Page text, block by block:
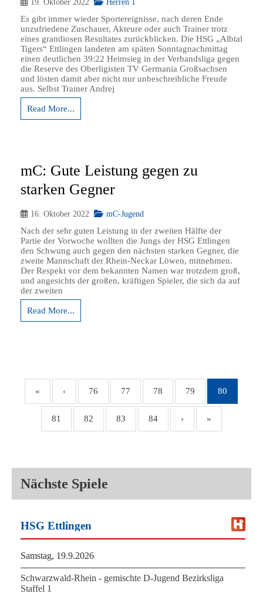
Es gibt immer wieder Sportereignisse, nach deren Ende
unzufriedene Zuschauer, Akteure oder auch Trainer trotz
eines grandiosen Resultates zurückblicken. Die HSG „Albtal
Tigers“ Ettlingen landeten am späten Sonntagnachmittag
einen deutlichen 39:22 Heimsieg in der Verbandsliga gegen
die Reserve des Oberligisten TV Germania Großsachsen
und lösten damit aber nicht nur unbeschreibliche Freude
aus. Selbst Trainer Andrej
Read More...
mC: Gute Leistung gegen zu
starken Gegner
16. Oktober 2022
mC-Jugend
Nach der sehr guten Leistung in der zweiten Hälfte der
Partie der Vorwoche wollten die Jungs der HSG Ettlingen
den Schwung auch gegen den nächsten starken Gegner, die
zweite Mannschaft der Rhein-Neckar Löwen, mitnehmen.
Der Respekt vor dem bekannten Namen war trotzdem groß,
und angesichts der großen, kräftigen Spieler, die sich da auf
der zweiten
Read More...
« ‹ 76 77 78 79 80
81 82 83 84 › »
Nächste Spiele
HSG Ettlingen
Samstag, 19.9.2026
Schwarzwald-Rhein - gemischte D-Jugend Bezirksliga
Staffel 1